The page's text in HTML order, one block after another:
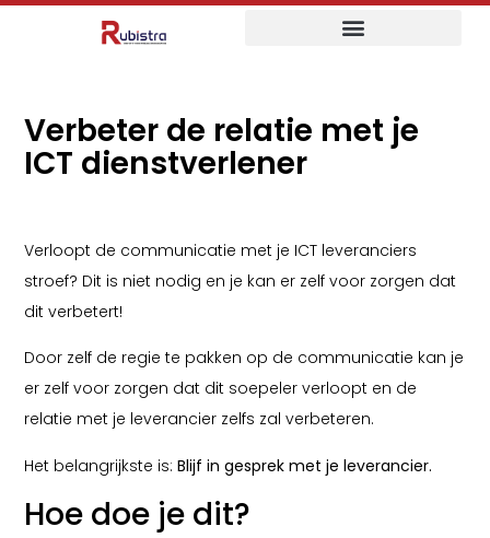
Verbeter de relatie met je
ICT dienstverlener
Verloopt de communicatie met je ICT leveranciers
stroef? Dit is niet nodig en je kan er zelf voor zorgen dat
dit verbetert!
Door zelf de regie te pakken op de communicatie kan je
er zelf voor zorgen dat dit soepeler verloopt en de
relatie met je leverancier zelfs zal verbeteren.
Het belangrijkste is:Blijf in gesprek met je leverancier.
Hoe doe je dit?